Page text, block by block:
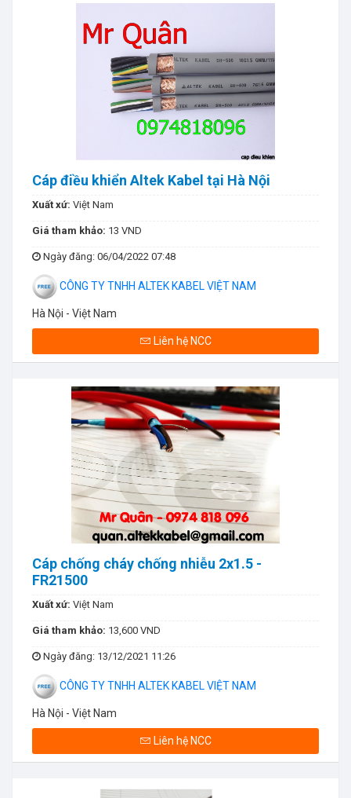
Cáp điều khiển Altek Kabel tại Hà Nội
Xuất xứ: Việt Nam
Giá tham khảo: 13 VND
Ngày đăng: 06/04/2022 07:48
CÔNG TY TNHH ALTEK KABEL VIỆT NAM
Hà Nội - Việt Nam
Liên hệ NCC
Cáp chống cháy chống nhiễu 2x1.5 -
FR21500
Xuất xứ: Việt Nam
Giá tham khảo: 13,600 VND
Ngày đăng: 13/12/2021 11:26
CÔNG TY TNHH ALTEK KABEL VIỆT NAM
Hà Nội - Việt Nam
Liên hệ NCC